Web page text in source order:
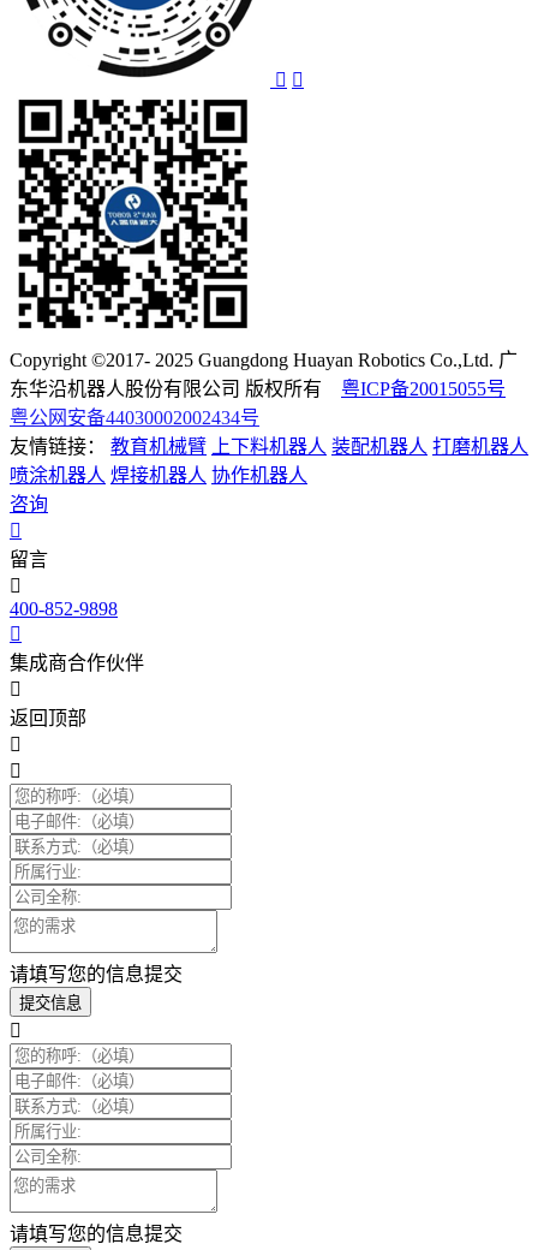
Copyright ©2017- 2025 Guangdong Huayan Robotics Co.,Ltd. 广
东华沿机器人股份有限公司 版权所有 粤ICP备20015055号
粤公网安备44030002002434号
友情链接：
教育机械臂 上下料机器人 装配机器人 打磨机器人
喷涂机器人 焊接机器人 协作机器人
咨询
留言
400-852-9898
集成商合作伙伴
返回顶部
请填写您的信息提交
提交信息
请填写您的信息提交